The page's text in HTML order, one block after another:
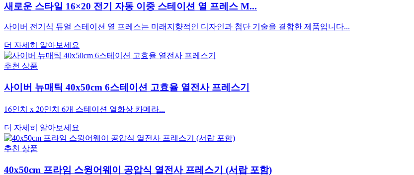
새로운 스타일 16×20 전기 자동 이중 스테이션 열 프레스 M...
사이버 전기식 듀얼 스테이션 열 프레스는 미래지향적인 디자인과 첨단 기술을 결합한 제품입니다...
더 자세히 알아보세요
추천 상품
사이버 뉴매틱 40x50cm 6스테이션 고효율 열전사 프레스기
16인치 x 20인치 6개 스테이션 열화상 카메라...
더 자세히 알아보세요
추천 상품
40x50cm 프라임 스윙어웨이 공압식 열전사 프레스기 (서랍 포함)